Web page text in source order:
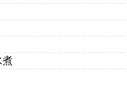
煮